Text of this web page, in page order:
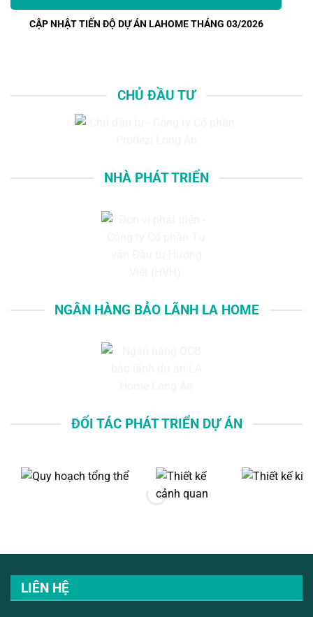
CẬP NHẬT TIẾN ĐỘ DỰ ÁN LAHOME THÁNG 03/2026
CHỦ ĐẦU TƯ
NHÀ PHÁT TRIỂN
NGÂN HÀNG BẢO LÃNH LA HOME
ĐỐI TÁC PHÁT TRIỂN DỰ ÁN
LIÊN HỆ